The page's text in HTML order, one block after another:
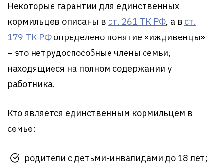
Некоторые гарантии для единственных
кормильцев описаны в ст. 261 ТК РФ, а в ст.
179 ТК РФ определено понятие «иждивенцы»
– это нетрудоспособные члены семьи,
находящиеся на полном содержании у
работника.
Кто является единственным кормильцем в
семье:
родители с детьми-инвалидами до 18 лет;